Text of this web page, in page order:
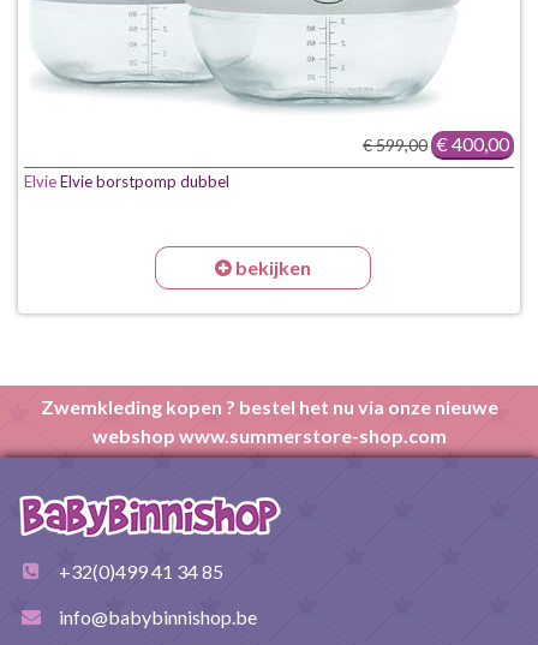
€ 599,00 € 400,00
ElvieElvie borstpomp dubbel
bekijken
Zwemkleding kopen ? bestel het nu via onze nieuwe
webshop www.summerstore-shop.com
+32(0)499 41 34 85
info@babybinnishop.be